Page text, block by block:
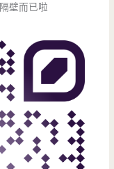
隔壁而已啦